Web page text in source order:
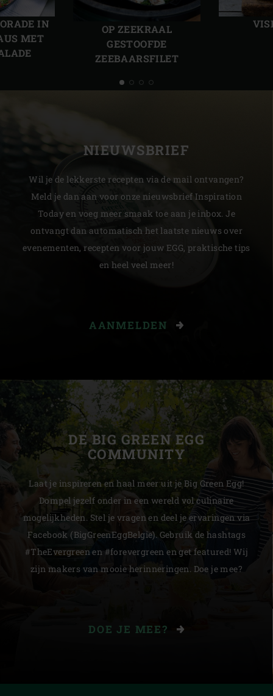
IN
MET
OP ZEEKRAAL
GESTOOFDE
ZEEBAARSFILET
Vorige
slide
NIEUWSBRIEF
Wil je de lekkerste recepten via de mail ontvangen?
Meld je dan aan voor onze nieuwsbrief Inspiration
Today en voeg meer smaak toe aan je inbox. Je
ontvangt dan automatisch het laatste nieuws over
evenementen, recepten voor jouw EGG, praktische tips
en heel veel meer!
AANMELDEN
DE BIG GREEN EGG
COMMUNITY
Laat je inspireren en haal meer uit je Big Green Egg!
Dompel jezelf onder in een wereld vol culinaire
mogelijkheden. Stel je vragen en deel je ervaringen via
Facebook (BigGreenEggBelgie). Gebruik de hashtags
#TheEvergreen en #forevergreen en get featured! Wij
zijn makers van mooie herinneringen. Doe je mee?
DOE JE MEE?